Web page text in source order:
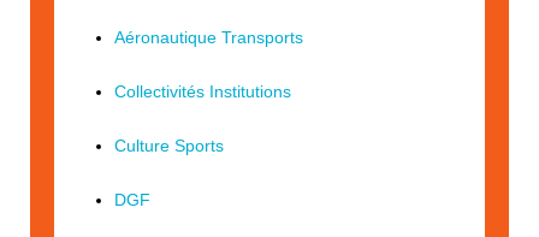
Aéronautique Transports
Collectivités Institutions
Culture Sports
DGF